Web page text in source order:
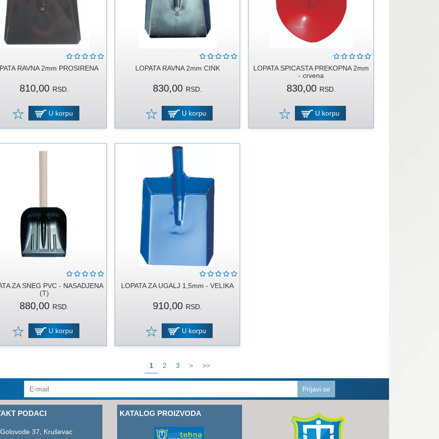
RAVNA 2mm PROSIRENA
810,00 RSD.
U korpu
LOPATA RAVNA 2mm CINK
830,00 RSD.
U korpu
LOPATA SPICASTA PREKOPNA 2mm
- crvena
830,00 RSD.
U korpu
ZA SNEG PVC - NASADJENA
(T)
880,00 RSD.
U korpu
LOPATA ZA UGALJ 1,5mm - VELIKA
910,00 RSD.
U korpu
1 2 3 > >>
Prijavi se
PODACI
37, Kruševac
KATALOG PROIZVODA